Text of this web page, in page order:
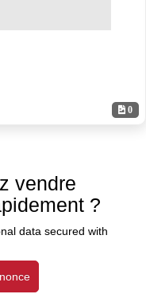
0
vendre
?
data secured with